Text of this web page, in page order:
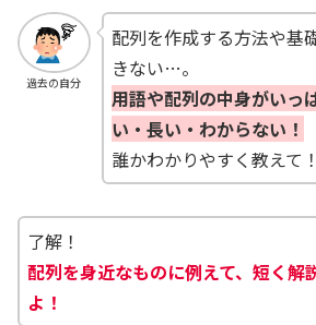
過去の自分
配列を作成する方法や基
きない…。
用語や配列の中身がいっ
い・長い・わからない！
誰かわかりやすく教えて！
了解！
配列を身近なものに例えて、短く解
よ！